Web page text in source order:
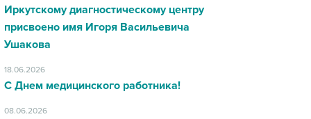
Иркутскому диагностическому центру
присвоено имя Игоря Васильевича
Ушакова
18.06.2026
С Днем медицинского работника!
08.06.2026